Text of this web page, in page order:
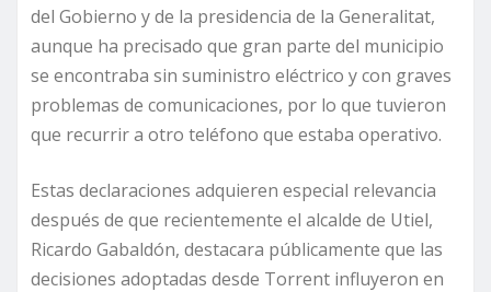
del Gobierno y de la presidencia de la Generalitat,
aunque ha precisado que gran parte del municipio
se encontraba sin suministro eléctrico y con graves
problemas de comunicaciones, por lo que tuvieron
que recurrir a otro teléfono que estaba operativo.
Estas declaraciones adquieren especial relevancia
después de que recientemente el alcalde de Utiel,
Ricardo Gabaldón, destacara públicamente que las
decisiones adoptadas desde Torrent influyeron en